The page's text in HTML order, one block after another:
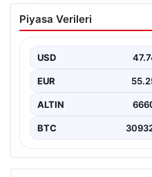
Kelebek sohbet
İletişimin Güvenli
Sanal ortamında
Günümüzde…
Piyasa Verileri
USD
EUR
ALTIN
BTC